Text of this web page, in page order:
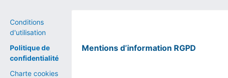
Conditions
d'utilisation
Politique de
confidentialité
Charte cookies
Mentions d’information RGPD